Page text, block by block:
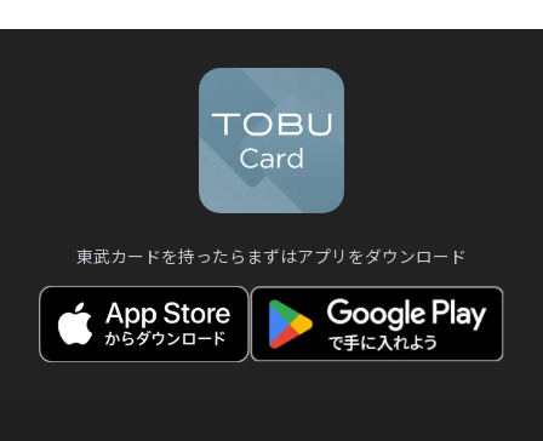
東武カードを持ったらまずはアプリをダウンロード